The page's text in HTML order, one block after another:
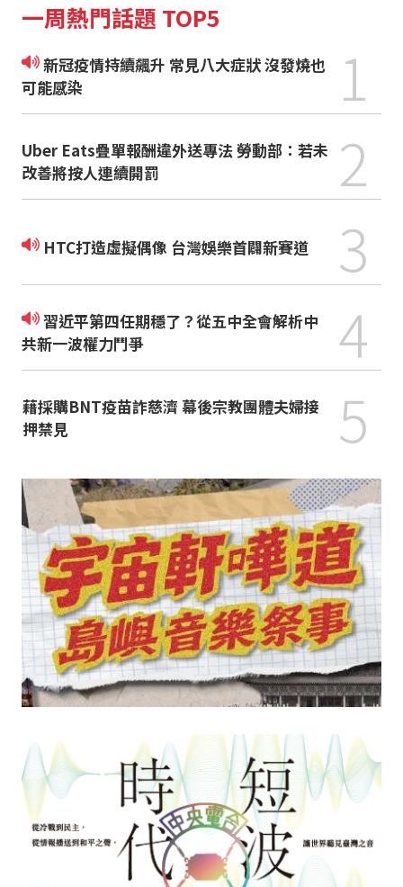
一周熱門話題 TOP5
新冠疫情持續飆升 常見八大症狀 沒發燒也
可能感染
1
Uber Eats疊單報酬違外送專法 勞動部：若未
改善將按人連續開罰
2
HTC打造虛擬偶像 台灣娛樂首闢新賽道 3
習近平第四任期穩了？從五中全會解析中
共新一波權力鬥爭
4
藉採購BNT疫苗詐慈濟 幕後宗教團體夫婦接
押禁見
5